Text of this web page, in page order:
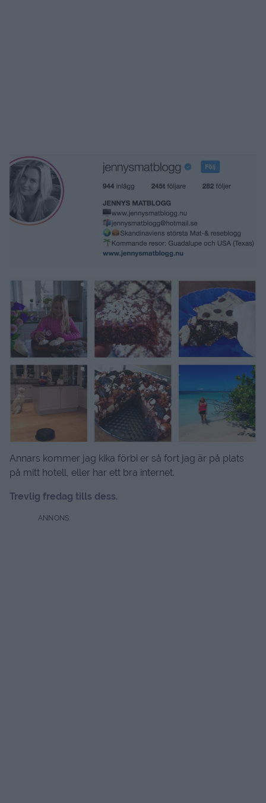
Annars kommer jag kika förbi er så fort jag är på plats
på mitt hotell, eller har ett bra internet.
Trevlig fredag tills dess.